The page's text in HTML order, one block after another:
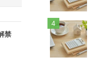
禁